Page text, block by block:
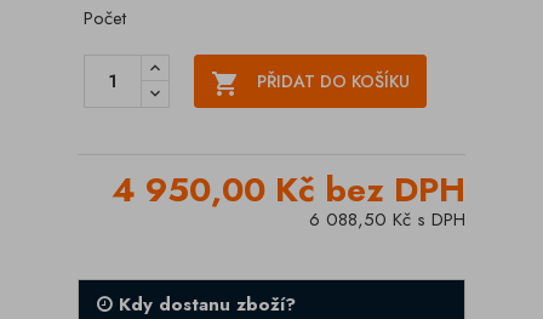
Počet
 PŘIDAT DO KOŠÍKU
4 950,00 Kč bez DPH
6 088,50 Kč s DPH
Kdy dostanu zboží?